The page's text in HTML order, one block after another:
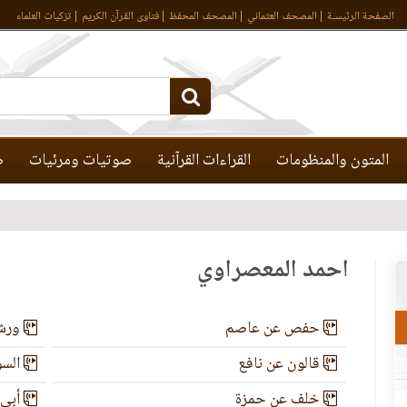
الصفحة الرئيسـة المصحف العثماني المصحف المحفظ فتاوى القرآن الكريم تزكيات العلماء
المتون والمنظومات القراءات القرآنية صوتيات ومرئيات
أحمد المعصراوي
حفص عن عاصم
قالون عن نافع
خلف عن حمزة